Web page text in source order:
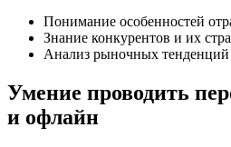
Понимание особенностей
Знание конкурентов и их
Анализ рыночных тенденций
Умение проводить
и офлайн